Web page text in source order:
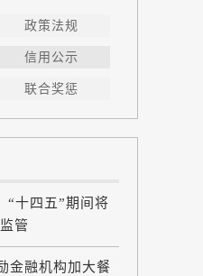
政策法规
信用公示
联合奖惩
“十四五”期间将
管
金融机构加大餐